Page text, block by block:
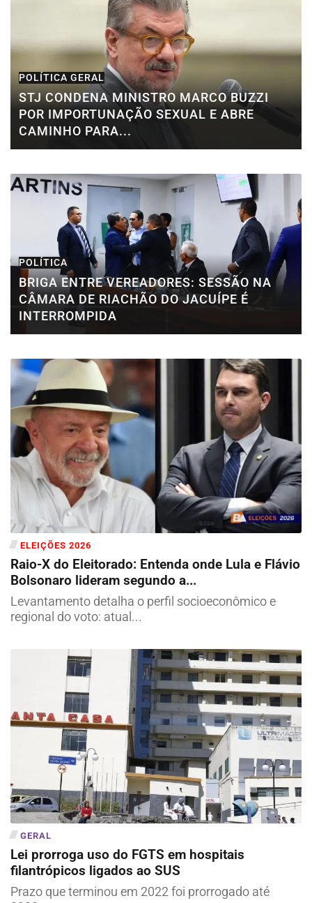
POLÍTICA GERAL
STJ CONDENA MINISTRO MARCO BUZZI
POR IMPORTUNAÇÃO SEXUAL E ABRE
CAMINHO PARA...
POLÍTICA
BRIGA ENTRE VEREADORES: SESSÃO NA
CÂMARA DE RIACHÃO DO JACUÍPE É
INTERROMPIDA
ELEIÇÕES 2026
Raio-X do Eleitorado: Entenda onde Lula e Flávio
Bolsonaro lideram segundo a...
Levantamento detalha o perfil socioeconômico e
regional do voto: atual...
GERAL
Lei prorroga uso do FGTS em hospitais
filantrópicos ligados ao SUS
Prazo que terminou em 2022 foi prorrogado até